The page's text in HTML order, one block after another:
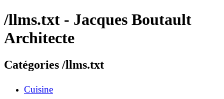
/llms.txt - Jacques Boutault
Architecte
Catégories /llms.txt
Cuisine